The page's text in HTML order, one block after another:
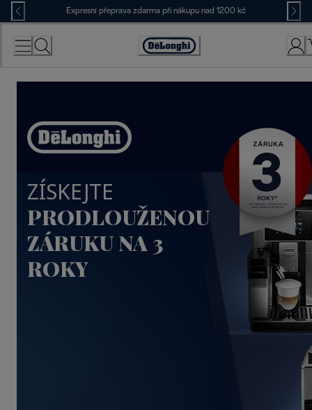
Skip
to
Content
Expresní přeprava zdarma při nákupu nad 1200 kč
Accessibility
ZÍSKEJTE
PRODLOUŽENOU
ZÁRUKU NA 3
ROKY